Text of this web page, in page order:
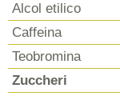
Alcol etilico
Caffeina
Teobromina
Zuccheri